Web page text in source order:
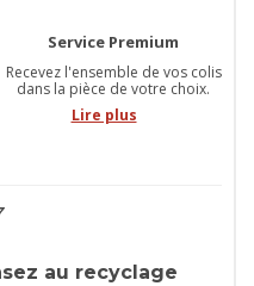
Service Premium
Recevez l'ensemble de vos colis
dans la pièce de votre choix.
Lire plus
au recyclage